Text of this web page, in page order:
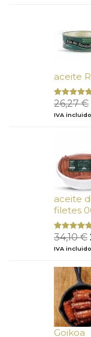
aceite
con
5
26,27€
IVA incluido
aceite
filetes
con
de 5
34,10€
IVA incluido
Goikoa